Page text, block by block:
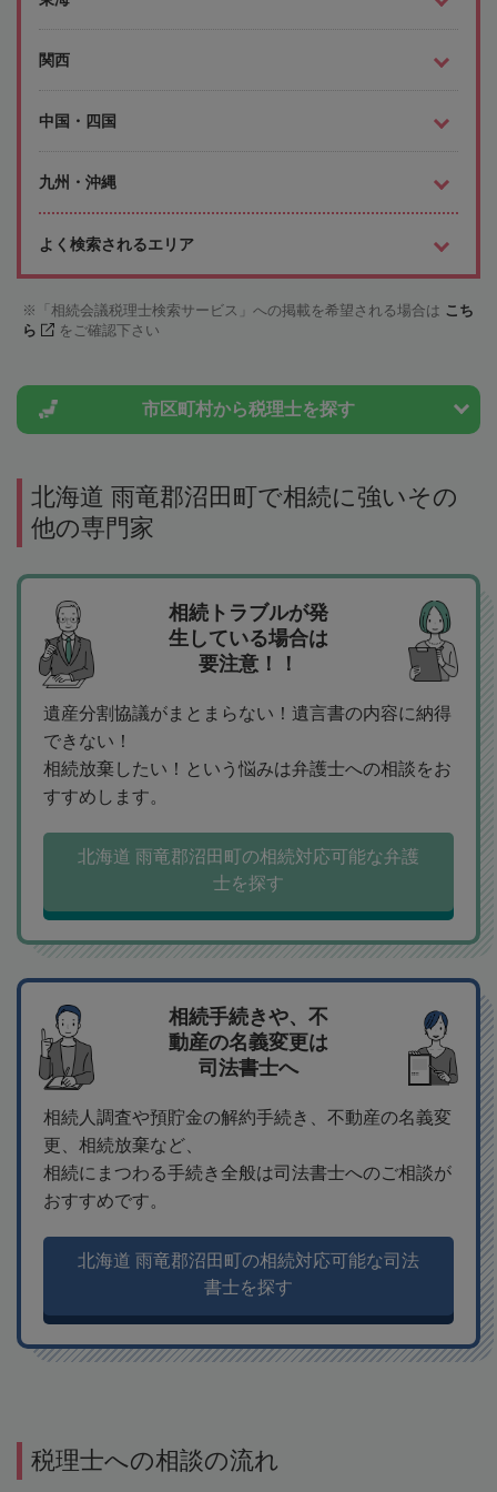
関西
中国・四国
九州・沖縄
よく検索されるエリア
「相続会議税理士検索サービス」への掲載を希望される場合は こち
ら
をご確認下さい
市区町村から税理士を探す
北海道 雨竜郡沼田町で相続に強いその
他の専門家
相続トラブルが発
生している場合は
要注意！！
遺産分割協議がまとまらない！遺言書の内容に納得
できない！
相続放棄したい！という悩みは弁護士への相談をお
すすめします。
北海道 雨竜郡沼田町の相続対応可能な弁護
士を探す
相続手続きや、不
動産の名義変更は
司法書士へ
相続人調査や預貯金の解約手続き、不動産の名義変
更、相続放棄など、
相続にまつわる手続き全般は司法書士へのご相談が
おすすめです。
北海道 雨竜郡沼田町の相続対応可能な司法
書士を探す
税理士への相談の流れ